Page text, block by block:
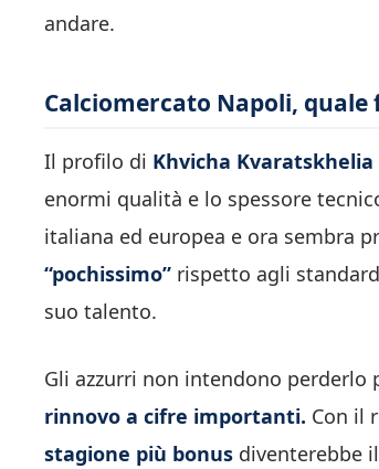
andare.
Calciomercato Napoli,
Il profilo di Khvicha Kvaratskhelia
enormi qualità e lo spessore
italiana ed europea e ora sembra
“pochissimo” rispetto agli
suo talento.
Gli azzurri non intendono
rinnovo a cifre importanti. Con il
stagione più bonus diventerebbe